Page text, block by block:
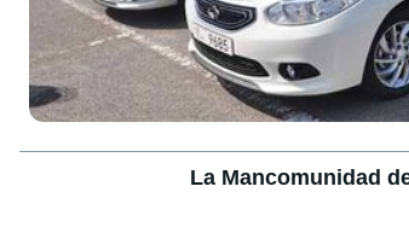
La Mancomunidad